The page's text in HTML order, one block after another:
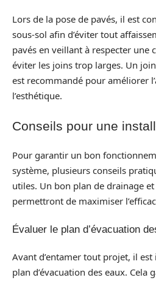
Lors de la pose de pavés, il est
sous-sol afin d’éviter tout
pavés en veillant à respecter une
éviter les joins trop larges. Un
est recommandé pour améliorer
l’esthétique.
Conseils pour une
Pour garantir un bon
système, plusieurs conseils
utiles. Un bon plan de drainage
permettront de maximiser
Évaluer le plan d’évacuation
Avant d’entamer tout projet, il
plan d’évacuation des eaux. Cela